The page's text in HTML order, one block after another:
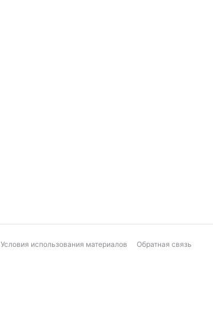
Условия использования материалов Обратная связь